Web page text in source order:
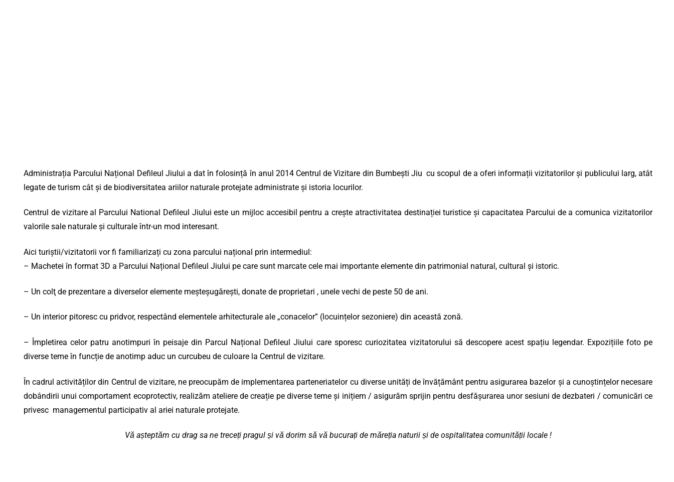
Administrația Parcului Național Defileul Jiului a dat în folosință în anul 2014 Centrul de Vizitare din Bumbești Jiu cu scopul de a oferi informații vizitatorilor și publicului larg, atât
legate de turism cât și de biodiversitatea ariilor naturale protejate administrate și istoria locurilor.
Centrul de vizitare al Parcului National Defileul Jiului este un mijloc accesibil pentru a crește atractivitatea destinației turistice și capacitatea Parcului de a comunica vizitatorilor
valorile sale naturale și culturale într-un mod interesant.
Aici turiştii/vizitatorii vor fi familiarizați cu zona parcului național prin intermediul:
– Machetei în format 3D a Parcului Național Defileul Jiului pe care sunt marcate cele mai importante elemente din patrimonial natural, cultural și istoric.
– Un colţ de prezentare a diverselor elemente meșteșugărești, donate de proprietari , unele vechi de peste 50 de ani.
– Un interior pitoresc cu pridvor, respectând elementele arhitecturale ale „conacelor” (locuințelor sezoniere) din această zonă.
– Împletirea celor patru anotimpuri în peisaje din Parcul Național Defileul Jiului care sporesc curiozitatea vizitatorului să descopere acest spațiu legendar. Expozițiile foto pe
diverse teme în funcție de anotimp aduc un curcubeu de culoare la Centrul de vizitare.
În cadrul activităților din Centrul de vizitare, ne preocupăm de implementarea parteneriatelor cu diverse unități de învățământ pentru asigurarea bazelor și a cunoștințelor necesare
dobândirii unui comportament ecoprotectiv, realizăm ateliere de creație pe diverse teme și inițiem / asigurăm sprijin pentru desfășurarea unor sesiuni de dezbateri / comunicări ce
privesc managementul participativ al ariei naturale protejate.
Vă așteptăm cu drag sa ne treceți pragul și vă dorim să vă bucurați de măreția naturii și de ospitalitatea comunității locale !